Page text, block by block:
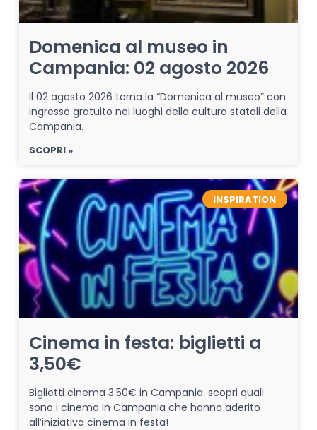
Domenica al museo in
Campania: 02 agosto 2026
Il 02 agosto 2026 torna la “Domenica al museo” con
ingresso gratuito nei luoghi della cultura statali della
Campania.
SCOPRI »
INSPIRATION
Cinema in festa: biglietti a
3,50€
Biglietti cinema 3.50€ in Campania: scopri quali
sono i cinema in Campania che hanno aderito
all’iniziativa cinema in festa!